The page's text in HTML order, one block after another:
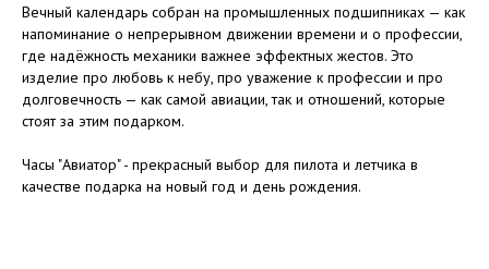
Вечный календарь собран на промышленных подшипниках — как
напоминание о непрерывном движении времени и о профессии,
где надёжность механики важнее эффектных жестов. Это
изделие про любовь к небу, про уважение к профессии и про
долговечность — как самой авиации, так и отношений, которые
стоят за этим подарком.
Часы "Авиатор" - прекрасный выбор для пилота и летчика в
качестве подарка на новый год и день рождения.